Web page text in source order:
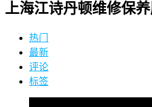
上海江诗丹顿维修保
热门
最新
评论
标签